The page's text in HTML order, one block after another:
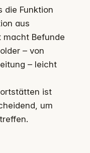
die Funktion
aus
Befunde
– von
– leicht
ist
um